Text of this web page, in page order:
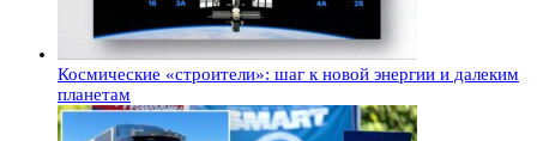
Космические «строители»: шаг к новой энергии и далеким
планетам